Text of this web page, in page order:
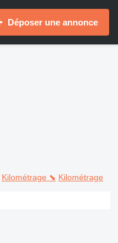
Déposer une annonce
Kilométrage ⬊ Kilométrage